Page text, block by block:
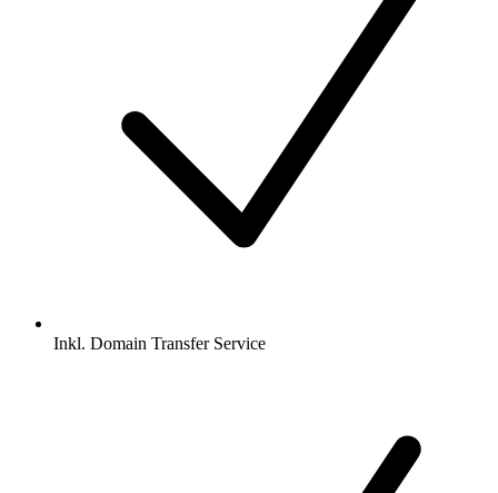
Inkl. Domain Transfer Service